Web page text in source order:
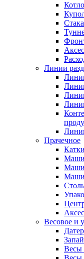
Линии
Прачечное
Весовое и
Весы